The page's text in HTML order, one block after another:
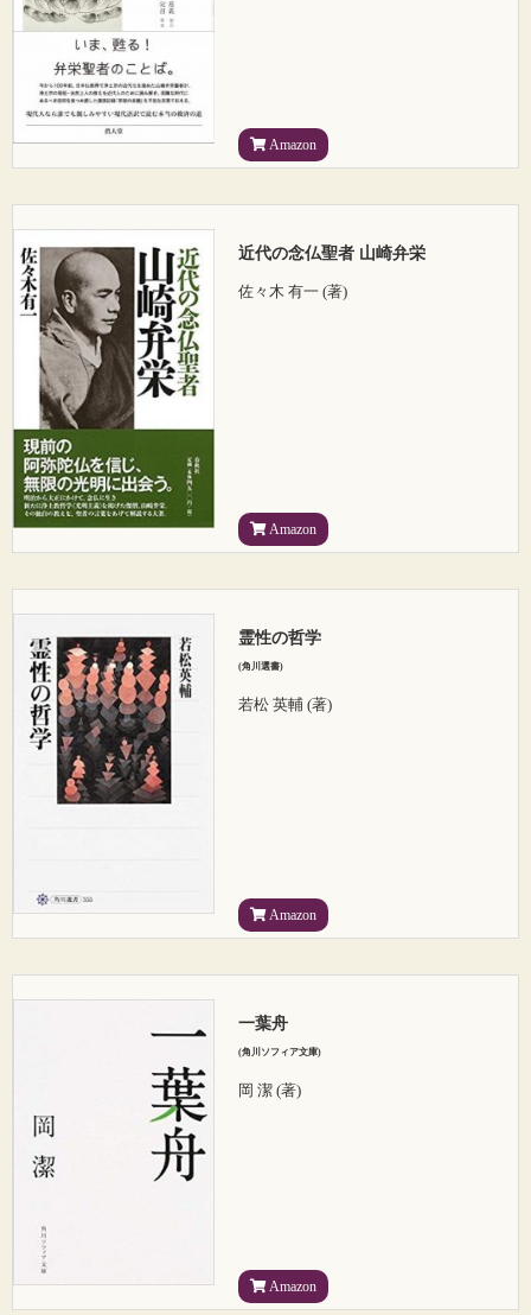
Amazon
近代の念仏聖者 山崎弁栄
佐々木 有一 (著)
Amazon
霊性の哲学
(角川選書)
若松 英輔 (著)
Amazon
一葉舟
(角川ソフィア文庫)
岡 潔 (著)
Amazon